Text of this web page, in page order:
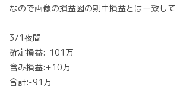
なので画像の損益図の期中損益とは一致して
3/1夜間
確定損益:-101万
含み損益:+10万
合計:-91万